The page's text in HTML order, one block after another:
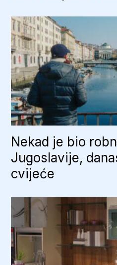
Nekad je bio
Jugoslavije,
cvijeće